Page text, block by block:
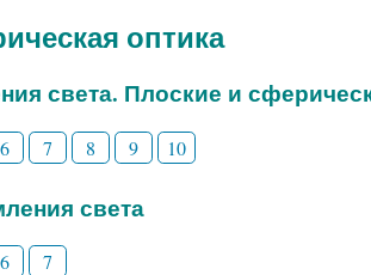
оптика
света. Плоские и
6 7 8 9 10
света
6 7